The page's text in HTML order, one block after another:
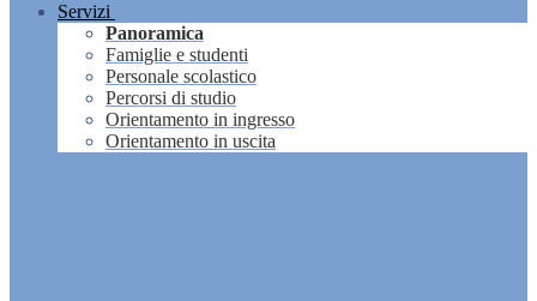
Servizi
Panoramica
Famiglie e studenti
Personale scolastico
Percorsi di studio
Orientamento in ingresso
Orientamento in uscita